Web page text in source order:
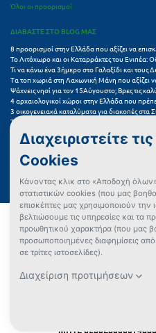
Όλοι οι προορισμοί
ΔΙΑΒΑΣΤΕ ΣΤΟ BLOG ΜΑΣ
8 προορισμοί στην Ελλάδα που αξίζει να
Το Λιτόχωρο και οι Καταρράκτες του Ενιπέα:
Τι να κάνω ένα 3ήμερο στο Γαλαξίδι και τους
Τα τοπ χωριά στη Λακωνική Μάνη που αξίζει
Ψάχνεις νησί για τον 15Αύγουστο; Βρες τις
4 αρχαιολογικοί χώροι στην Ελλάδα που
3 οικογενειακά καταλύματα για διακοπές στα
Τα 11 καλύτερα καλοκαιρινά resorts στην
7 μικρά ελληνικά νησιά για αξέχαστες
5+1 ινσταγκραμικές παραλίες στην Ελλάδα
Συχνές Ερωτήσεις (FAQs) για Ξενοδοχεία
Όροι χρήσης
Πολιτική
Πολιτική Cookies
ΜΗΤΕ